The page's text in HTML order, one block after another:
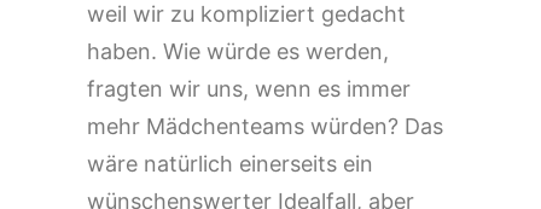
weil wir zu kompliziert gedacht
haben. Wie würde es werden,
fragten wir uns, wenn es immer
mehr Mädchenteams würden? Das
wäre natürlich einerseits ein
wünschenswerter Idealfall, aber